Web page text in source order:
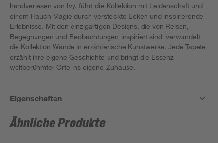
handverlesen von Ivy, führt die Kollektion mit Leidenschaft und
einem Hauch Magie durch versteckte Ecken und inspirierende
Erlebnisse. Mit den einzigartigen Designs, die von Reisen,
Begegnungen und Beobachtungen inspiriert sind, verwandelt
die Kollektion Wände in erzählerische Kunstwerke. Jede Tapete
erzählt ihre eigene Geschichte und bringt die Essenz
weltberühmter Orte ins eigene Zuhause.
Eigenschaften
Ähnliche Produkte